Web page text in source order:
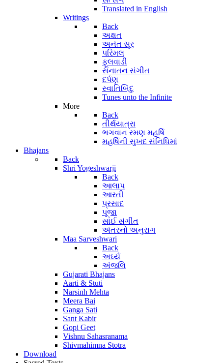
Translated in English
Writings
Back
અક્ષત
અનંત સૂર
પરિમલ
ફૂલવાડી
સનાતન સંગીત
દર્પણ
સ્વાતિબિંદુ
Tunes unto the Infinite
More
Back
તીર્થયાત્રા
ભગવાન રમણ મહર્ષિ
મહર્ષિની સુખદ સંનિધિમાં
Bhajans
Back
Shri Yogeshwarji
Back
આલાપ
આરતી
પ્રસાદ
પૂજા
સાંઈ સંગીત
અંતરનો અનુરાગ
Maa Sarveshwari
Back
અર્ઘ્ય
અંજલિ
Gujarati Bhajans
Aarti & Stuti
Narsinh Mehta
Meera Bai
Ganga Sati
Sant Kabir
Gopi Geet
Vishnu Sahasranama
Shivmahimna Stotra
Download